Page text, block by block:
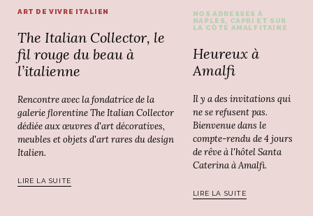
ART DE VIVRE ITALIEN
The Italian Collector, le
fil rouge du beau à
l’italienne
Rencontre avec la fondatrice de la
galerie florentine The Italian Collector
dédiée aux œuvres d'art décoratives,
meubles et objets d'art rares du design
Italien.
LIRE LA SUITE
NOS ADRESSES À
NAPLES, CAPRI ET SUR
LA CÔTE AMALFITAINE
Heureux à
Amalfi
Il y a des invitations qui
ne se refusent pas.
Bienvenue dans le
compte-rendu de 4 jours
de rêve à l'hôtel Santa
Caterina à Amalfi.
LIRE LA SUITE